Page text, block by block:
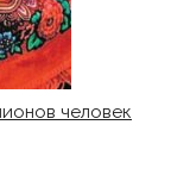
человек